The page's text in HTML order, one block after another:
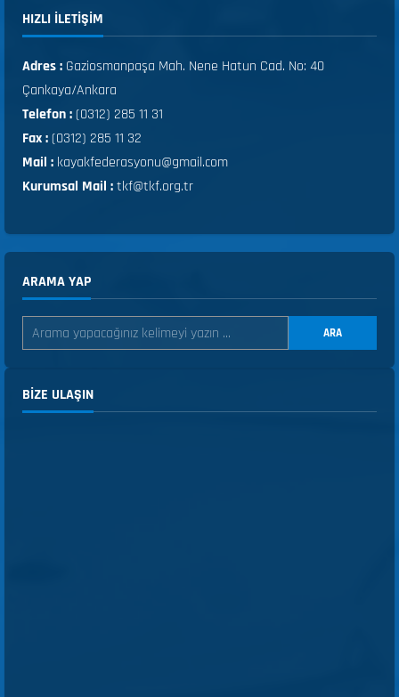
HIZLI ILETIŞIM
Adres : Gaziosmanpaşa Mah. Nene Hatun Cad. No: 40
Çankaya/Ankara
Telefon :(0312) 285 11 31
Fax :(0312) 285 11 32
Mail : kayakfederasyonu@gmail.com
Kurumsal Mail :tkf@tkf.org.tr
ARAMA YAP
ARA
BIZE ULAŞIN